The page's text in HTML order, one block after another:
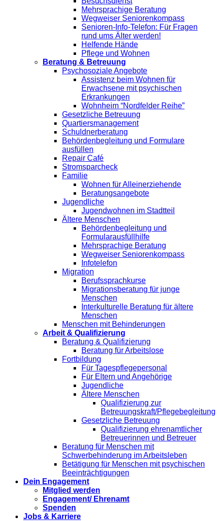
Mehrsprachige Beratung
Wegweiser Seniorenkompass
Senioren-Info-Telefon: Für Fragen
rund ums Älter werden!
Helfende Hände
Pflege und Wohnen
Beratung & Betreuung
Psychosoziale Angebote
Assistenz beim Wohnen für
Erwachsene mit psychischen
Erkrankungen
Wohnheim “Nordfelder Reihe”
Gesetzliche Betreuung
Quartiersmanagement
Schuldnerberatung
Behördenbegleitung und Formulare
ausfüllen
Repair Café
Stromsparcheck
Familie
Wohnen für Alleinerziehende
Beratungsangebote
Jugendliche
Jugendwohnen im Stadtteil
Ältere Menschen
Behördenbegleitung und
Formularausfüllhilfe
Mehrsprachige Beratung
Wegweiser Seniorenkompass
Infotelefon
Migration
Berufssprachkurse
Migrationsberatung für junge
Menschen
Interkulturelle Beratung für ältere
Menschen
Menschen mit Behinderungen
Arbeit & Qualifizierung
Beratung & Qualifizierung
Beratung für Arbeitslose
Fortbildung
Für Tagespflegepersonal
Für Eltern und Angehörige
Jugendliche
Ältere Menschen
Qualifizierung zur
Betreuungskraft/Pflegebegleitung
Gesetzliche Betreuung
Qualifizierung ehrenamtlicher
Betreuerinnen und Betreuer
Beratung für Menschen mit
Schwerbehinderung im Arbeitsleben
Betätigung für Menschen mit psychischen
Beeinträchtigungen
Dein Engagement
Mitglied werden
Engagement/ Ehrenamt
Spenden
Jobs & Karriere